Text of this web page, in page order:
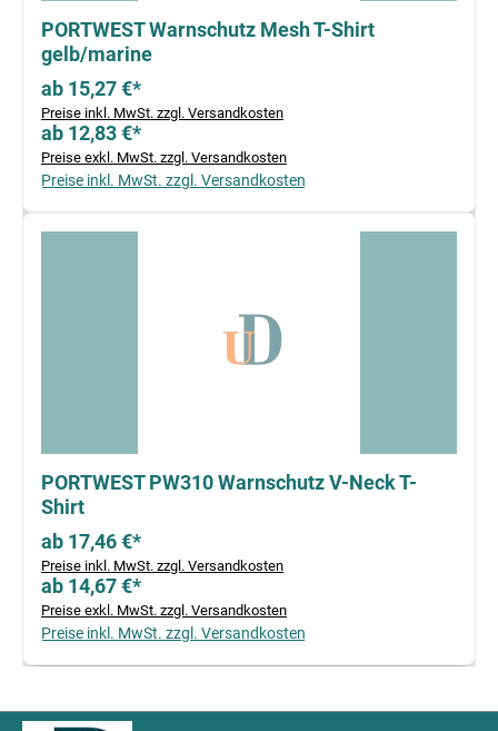
PORTWEST Warnschutz Mesh T-Shirt
gelb/marine
ab 15,27 €*
Preise inkl. MwSt. zzgl. Versandkosten
ab 12,83 €*
Preise exkl. MwSt. zzgl. Versandkosten
Preise inkl. MwSt. zzgl. Versandkosten
PORTWEST PW310 Warnschutz V-Neck T-
Shirt
ab 17,46 €*
Preise inkl. MwSt. zzgl. Versandkosten
ab 14,67 €*
Preise exkl. MwSt. zzgl. Versandkosten
Preise inkl. MwSt. zzgl. Versandkosten